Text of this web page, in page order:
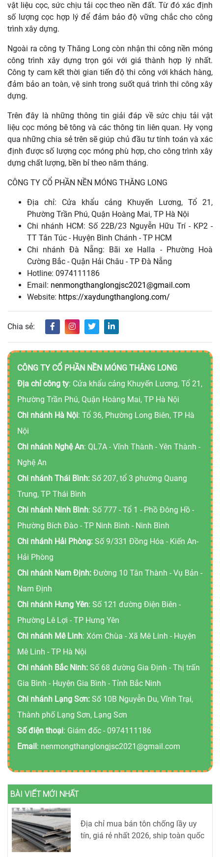
vật liệu cọc, sức chịu tải cọc theo nền đất. Từ đó xác định
số lượng cọc hợp lý để đảm bảo độ vững chắc cho công
trình xây dựng.
Ngoài ra công ty Thăng Long còn nhận thi công nền móng
công trình xây dựng trọn gói với giá thành hợp lý nhất.
Công ty cam kết thời gian tiến độ thi công với khách hàng,
đảm bảo an toàn, vệ sinh trong suốt quá trình thi công xây
dựng.
Trên đây là những thông tin giải đáp về sức chịu tải vật
liệu cọc móng bê tông và các thông tin liên quan. Hy vọng
qua những chia sẻ trên sẽ giúp chủ đầu tư tính toán và xác
định được số lượng cọc móng phù hợp, cho công trình xây
dựng chất lượng, bền bỉ theo năm tháng.
CÔNG TY CỔ PHẦN NỀN MÓNG THĂNG LONG
Địa chỉ: Cửa khẩu cảng Khuyến Lương, Tổ 21,
Phường Trần Phú, Quận Hoàng Mai, TP Hà Nội
Chi nhánh HCM: Số 22B/23 Nguyễn Hữu Trí - KP2 -
TT Tân Túc - Huyện Bình Chánh - TP HCM
Chi nhánh Đà Nẵng: Bãi xe Halla - Phường Hoà
Cường Bắc - Quận Hải Châu - TP Đà Nẵng
Hotline: 0974111186
Email: nenmongthanglongjsc2021@gmail.com
Website: https://xaydungthanglong.com/
Chia sẻ:
CÔNG TY CỔ PHẦN NỀN MÓNG THĂNG LONG
Địa chỉ công ty: Cửa khẩu cảng Khuyến Lương, Tổ 21,
Phường Trần Phú, Quận Hoàng Mai, TP Hà Nội
Chi nhánh Hà Nội: Tổ 36, Phường Long Biên, TP Hà
Nội
Chi nhánh Nghệ An: QL7A - Vĩnh Thành - Yên Thành -
Nghệ An
Chi nhánh Thái Bình: Số 207, tổ 3 phường Quang
Trung, TP Thái Bình
Chi nhánh Ninh Bình: Số 777 - Tổ 1 - Phồ Đông Hồ -
Phường Bích Đào - TP Ninh Bình - Ninh Bình
Chi nhánh Hải Phòng: Số 9/331 Đồng Hóa - Kiến An-
Hải Phòng
Chi nhánh Nam Định: Đường 10 Tân Thành - Vụ Bản -
Nam Định
Chi nhánh Hưng Yên: Số 121 đường Điện Biên -
Phường Lê Lợi - TP Hưng Yên
Chi nhánh Mê Linh: Xóm Chùa - Xã Mê Linh - Huyện
Mê Linh - TP Hà Nội
Chi nhánh Bắc Ninh: Số 68 đường Gia Định - Thị trấn
Gia Bình - Huyện Gia Bình - Tỉnh Bắc Ninh
Chi nhánh Lạng Sơn: Số 10B Nguyễn Du, Vĩnh Trại,
Thành phố Lạng Sơn, Lạng Sơn
Số điện thoại: Giám đốc - 0974111186
Email : nenmongthanglongjsc2021@gmail.com
BÀI VIẾT MỚI NHẤT
Địa chỉ mua bán tôn chống lầy uy
tín, giá rẻ nhất 2026, ship toàn quốc